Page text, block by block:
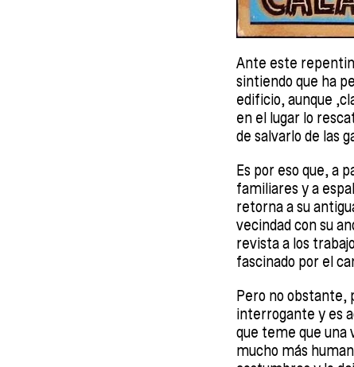
Ante este
sintiendo que ha
edificio, aunque
en el lugar lo
de salvarlo de las
Es por eso que, a
familiares y a
retorna a su
vecindad con su
revista a los
fascinado por el
Pero no obstante,
interrogante y es
que teme que una
mucho más